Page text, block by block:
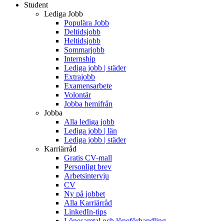
Student
Lediga Jobb
Populära Jobb
Deltidsjobb
Heltidsjobb
Sommarjobb
Internship
Lediga jobb | städer
Extrajobb
Examensarbete
Volontär
Jobba hemifrån
Jobba
Alla lediga jobb
Lediga jobb | län
Lediga jobb | städer
Karriärråd
Gratis CV-mall
Personligt brev
Arbetsintervju
CV
Ny på jobbet
Alla Karriärråd
LinkedIn-tips